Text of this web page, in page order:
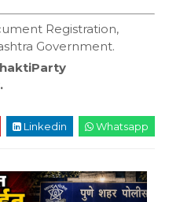
Registration,
Government.
Linkedin Whatsapp